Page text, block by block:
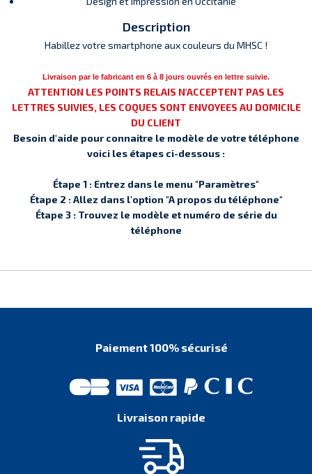
Description
Habillez votre smartphone aux couleurs du MHSC !
Livraison par le fabricant en 6 à 8 jours ouvrés en lettre suivie.
ATTENTION LES POINTS RELAIS N'ACCEPTENT PAS LES
LETTRES SUIVIES, LES COQUES SONT ENVOYEES AU DOMICILE
DU CLIENT
Besoin d'aide pour connaitre le modèle de votre téléphone
voici les étapes ci-dessous :
Étape 1 : Entrez dans le menu "Paramètres"
Étape 2 : Allez dans l'option "A propos du téléphone"
Étape 3 : Trouvez le modèle et numéro de série du
téléphone
Paiement 100% sécurisé
Livraison rapide